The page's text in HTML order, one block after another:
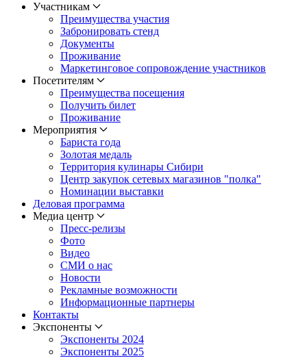
Участникам
Преимущества участия
Забронировать стенд
Документы
Проживание
Маркетинговое сопровождение участников
Посетителям
Преимущества посещения
Получить билет
Проживание
Мероприятия
Бариста года
Золотая медаль
Территория кулинары Сибири
Центр закупок сетевых магазинов "полка"
Номинации выставки
Деловая программа
Медиа центр
Пресс-релизы
Фото
Видео
СМИ о нас
Новости
Рекламные возможности
Информационные партнеры
Контакты
Экспоненты
Экспоненты 2024
Экспоненты 2025